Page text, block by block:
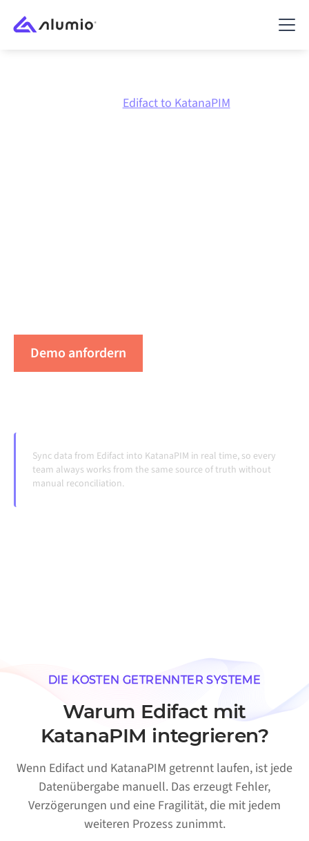
Edifact to KatanaPIM
Demo anfordern
Sync data from Edifact into KatanaPIM in real time, so every
team always works from the same source of truth without
manual reconciliation.
DIE KOSTEN GETRENNTER SYSTEME
Warum Edifact mit
KatanaPIM integrieren?
Wenn Edifact und KatanaPIM getrennt laufen, ist jede
Datenübergabe manuell. Das erzeugt Fehler,
Verzögerungen und eine Fragilität, die mit jedem
weiteren Prozess zunimmt.